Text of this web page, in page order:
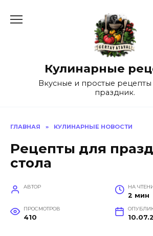
Кулинарные
Вкусные и простые
праздник.
ГЛАВНАЯ » КУЛИНАРНЫЕ НОВОСТИ
Рецепты для
стола
АВТОР НА
2 мин
ПРОСМОТРОВ
410